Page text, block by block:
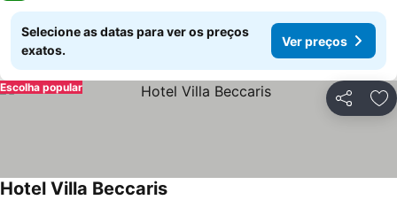
Selecione as datas para ver os preços
exatos.
Ver preços
Partilhar
Escolha popular
Hotel Villa Beccaris